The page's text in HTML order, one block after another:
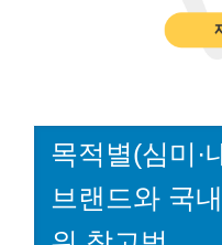
목적별(심미·
브랜드와 국